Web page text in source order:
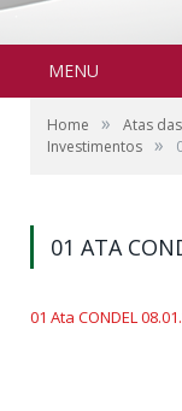
MENU
Home »
Atas
Investimentos »
01 ATA
01 Ata CONDEL